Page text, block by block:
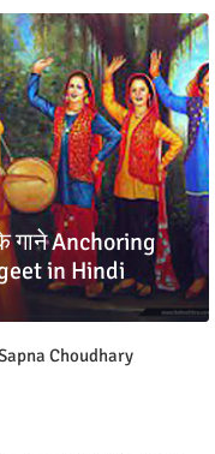
गाने Anchoring
in Hindi
Sapna Choudhary